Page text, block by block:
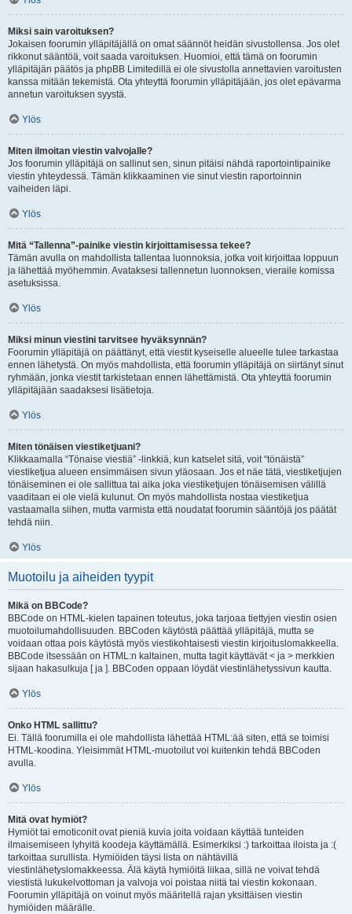
Miksi sain varoituksen?
Jokaisen foorumin ylläpitäjällä on omat säännöt heidän sivustollensa. Jos olet
rikkonut sääntöä, voit saada varoituksen. Huomioi, että tämä on foorumin
ylläpitäjän päätös ja phpBB Limitedillä ei ole sivustolla annettavien varoitusten
kanssa mitään tekemistä. Ota yhteyttä foorumin ylläpitäjään, jos olet epävarma
annetun varoituksen syystä.
Ylös
Miten ilmoitan viestin valvojalle?
Jos foorumin ylläpitäjä on sallinut sen, sinun pitäisi nähdä raportointipainike
viestin yhteydessä. Tämän klikkaaminen vie sinut viestin raportoinnin
vaiheiden läpi.
Ylös
Mitä “Tallenna”-painike viestin kirjoittamisessa tekee?
Tämän avulla on mahdollista tallentaa luonnoksia, jotka voit kirjoittaa loppuun
ja lähettää myöhemmin. Avataksesi tallennetun luonnoksen, vieraile komissa
asetuksissa.
Ylös
Miksi minun viestini tarvitsee hyväksynnän?
Foorumin ylläpitäjä on päättänyt, että viestit kyseiselle alueelle tulee tarkastaa
ennen lähetystä. On myös mahdollista, että foorumin ylläpitäjä on siirtänyt sinut
ryhmään, jonka viestit tarkistetaan ennen lähettämistä. Ota yhteyttä foorumin
ylläpitäjään saadaksesi lisätietoja.
Ylös
Miten tönäisen viestiketjuani?
Klikkaamalla “Tönaise viestiä” -linkkiä, kun katselet sitä, voit “tönäistä”
viestiketjua alueen ensimmäisen sivun yläosaan. Jos et näe tätä, viestiketjujen
tönäiseminen ei ole sallittua tai aika joka viestiketjujen tönäisemisen välillä
vaaditaan ei ole vielä kulunut. On myös mahdollista nostaa viestiketjua
vastaamalla siihen, mutta varmista että noudatat foorumin sääntöjä jos päätät
tehdä niin.
Ylös
Muotoilu ja aiheiden tyypit
Mikä on BBCode?
BBCode on HTML-kielen tapainen toteutus, joka tarjoaa tiettyjen viestin osien
muotoilumahdollisuuden. BBCoden käytöstä päättää ylläpitäjä, mutta se
voidaan ottaa pois käytöstä myös viestikohtaisesti viestin kirjoituslomakkeella.
BBCode itsessään on HTML:n kaltainen, mutta tagit käyttävät < ja > merkkien
sijaan hakasulkuja [ ja ]. BBCoden oppaan löydät viestinlähetyssivun kautta.
Ylös
Onko HTML sallittu?
Ei. Tällä foorumilla ei ole mahdollista lähettää HTML:ää siten, että se toimisi
HTML-koodina. Yleisimmät HTML-muotoilut voi kuitenkin tehdä BBCoden
avulla.
Ylös
Mitä ovat hymiöt?
Hymiöt tai emoticonit ovat pieniä kuvia joita voidaan käyttää tunteiden
ilmaisemiseen lyhyitä koodeja käyttämällä. Esimerkiksi :) tarkoittaa iloista ja :(
tarkoittaa surullista. Hymiöiden täysi lista on nähtävillä
viestinlähetyslomakkeessa. Älä käytä hymiöitä liikaa, sillä ne voivat tehdä
viestistä lukukelvottoman ja valvoja voi poistaa niitä tai viestin kokonaan.
Foorumin ylläpitäjä on voinut myös määritellä rajan yksittäisen viestin
hymiöiden määrälle.